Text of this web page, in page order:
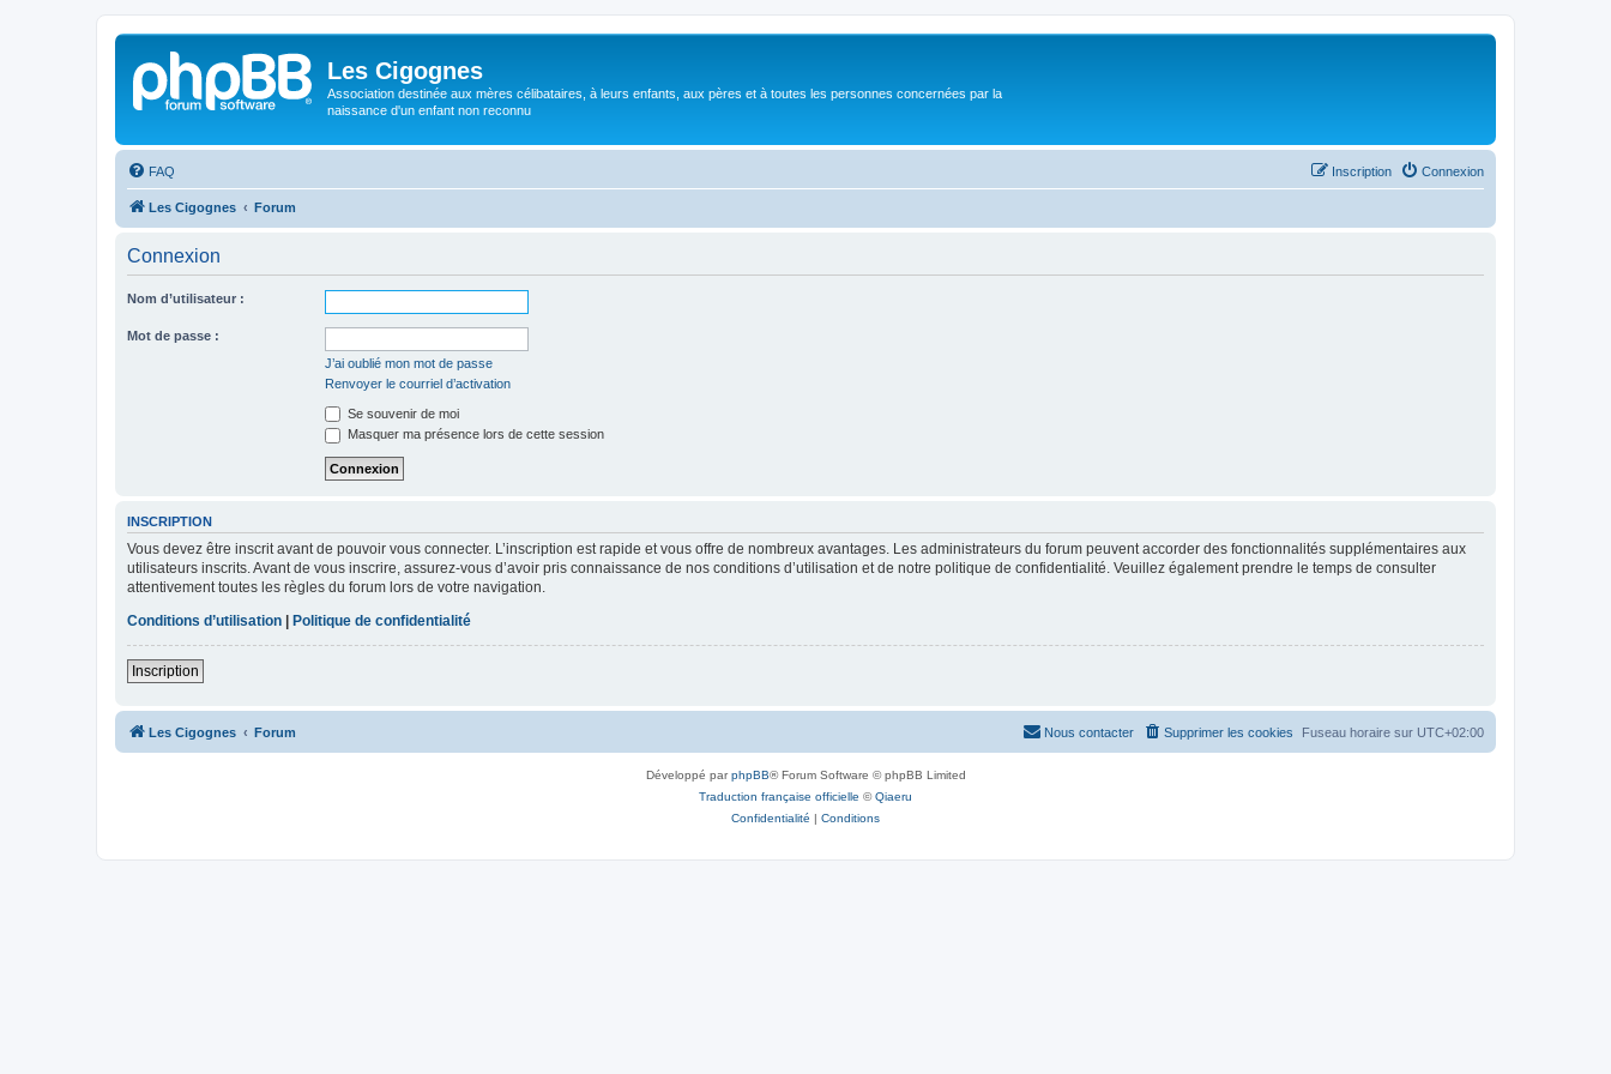
Les Cigognes
Association destinée aux mères célibataires, à leurs enfants, aux pères et à toutes les personnes concernées par la
naissance d'un enfant non reconnu
FAQ Connexion
Inscription
Les Cigognes Forum
Connexion
Nom d’utilisateur :
Mot de passe :
J’ai oublié mon mot de passe
Renvoyer le courriel d’activation
Se souvenir de moi
Masquer ma présence lors de cette session
INSCRIPTION
Vous devez être inscrit avant de pouvoir vous connecter. L’inscription est rapide et vous offre de nombreux avantages. Les administrateurs du forum peuvent accorder des fonctionnalités supplémentaires aux
utilisateurs inscrits. Avant de vous inscrire, assurez-vous d’avoir pris connaissance de nos conditions d’utilisation et de notre politique de confidentialité. Veuillez également prendre le temps de consulter
attentivement toutes les règles du forum lors de votre navigation.
Conditions d’utilisation
Politique de confidentialité
Inscription
Les Cigognes Forum Fuseau horaire sur UTC+02:00
Supprimer les cookies
Nous contacter
Développé parphpBB® Forum Software © phpBB Limited
Traduction française officielle ©Qiaeru
Confidentialité | Conditions